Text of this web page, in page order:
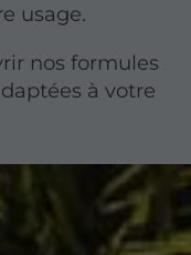
usage.
nos formules
à votre